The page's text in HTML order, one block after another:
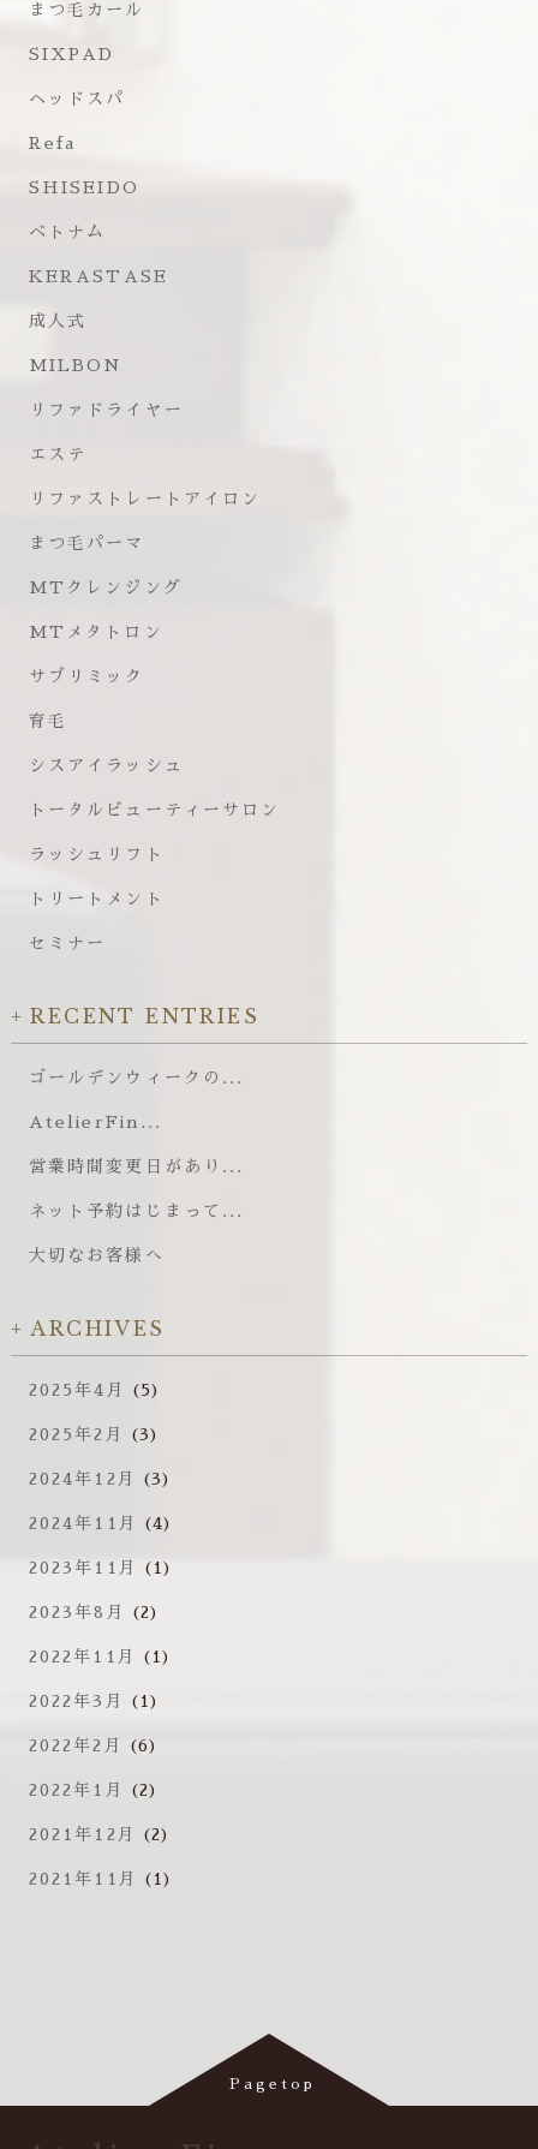
まつ毛カール
SIXPAD
ヘッドスパ
Refa
SHISEIDO
ベトナム
KERASTASE
成人式
MILBON
リファドライヤー
エステ
リファストレートアイロン
まつ毛パーマ
MTクレンジング
MTメタトロン
サブリミック
育毛
シスアイラッシュ
トータルビューティーサロン
ラッシュリフト
トリートメント
セミナー
RECENT ENTRIES
ゴールデンウィークの...
AtelierFin...
営業時間変更日があり...
ネット予約はじまって...
大切なお客様へ
ARCHIVES
2025年4月 (5)
2025年2月 (3)
2024年12月 (3)
2024年11月 (4)
2023年11月 (1)
2023年8月 (2)
2022年11月 (1)
2022年3月 (1)
2022年2月 (6)
2022年1月 (2)
2021年12月 (2)
2021年11月 (1)